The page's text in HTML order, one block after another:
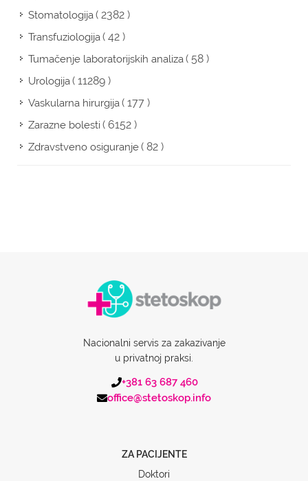
Stomatologija( 2382 )
Transfuziologija( 42 )
Tumačenje laboratorijskih analiza( 58 )
Urologija( 11289 )
Vaskularna hirurgija( 177 )
Zarazne bolesti( 6152 )
Zdravstveno osiguranje( 82 )
Nacionalni servis za zakazivanje
u privatnoj praksi.
+381 63 687 460
office@stetoskop.info
ZA PACIJENTE
Doktori